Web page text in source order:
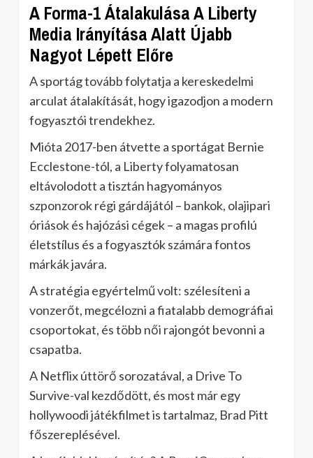
A Forma-1 Átalakulása A Liberty
Media Irányítása Alatt Újabb
Nagyot Lépett Előre
A sportág tovább folytatja a kereskedelmi
arculat átalakítását, hogy igazodjon a modern
fogyasztói trendekhez.
Mióta 2017-ben átvette a sportágat Bernie
Ecclestone-tól, a Liberty folyamatosan
eltávolodott a tisztán hagyományos
szponzorok régi gárdájától – bankok, olajipari
óriások és hajózási cégek – a magas profilú
életstílus és a fogyasztók számára fontos
márkák javára.
A stratégia egyértelmű volt: szélesíteni a
vonzerőt, megcélozni a fiatalabb demográfiai
csoportokat, és több női rajongót bevonni a
csapatba.
A Netflix úttörő sorozatával, a Drive To
Survive-val kezdődött, és most már egy
hollywoodi játékfilmet is tartalmaz, Brad Pitt
főszereplésével.